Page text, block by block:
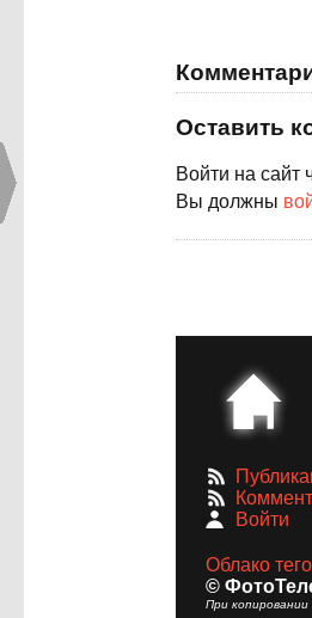
Оставить
Войти на сайт
Вы должны
Войти
Облако
©
При